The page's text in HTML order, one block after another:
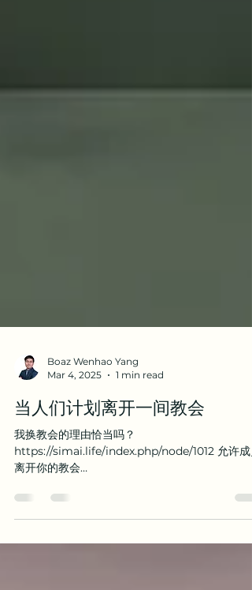
Boaz Wenhao Yang
Mar 4, 2025
1 min read
当人们计划离开一间教会
我换教会的理由恰当吗？
离开你的教会
https://cn.9marks.org/article/give-members-